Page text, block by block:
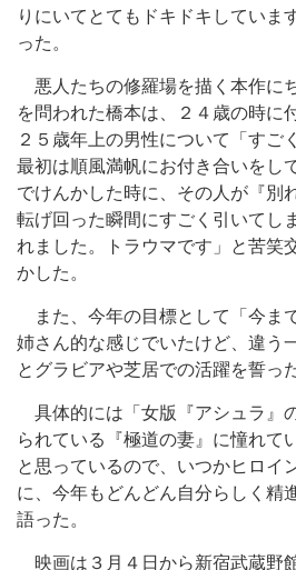
りにいてとてもドキドキしていま
った。
悪人たちの修羅場を描く本作に
を問われた橋本は、２４歳の時に
２５歳年上の男性について「すご
最初は順風満帆にお付き合いをし
でけんかした時に、その人が『別
転げ回った瞬間にすごく引いてし
れました。トラウマです」と苦笑
かした。
また、今年の目標として「今ま
姉さん的な感じでいたけど、違う
とグラビアや芝居での活躍を誓った
具体的には「女版『アシュラ』
られている『極道の妻』に憧れて
と思っているので、いつかヒロイ
に、今年もどんどん自分らしく精
語った。
映画は３月４日から新宿武蔵野